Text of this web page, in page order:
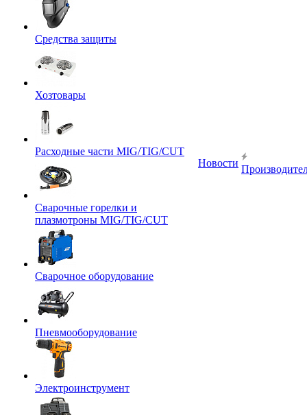
Средства защиты
Хозтовары
Расходные части MIG/TIG/CUT
Сварочные горелки и
плазмотроны MIG/TIG/CUT
Сварочное оборудование
Пневмооборудование
Электроинструмент
Новости